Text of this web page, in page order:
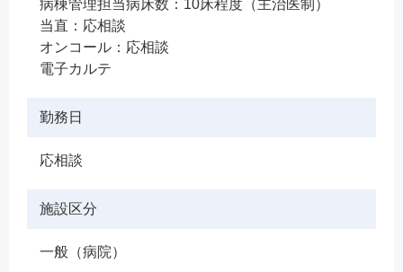
病棟管理担当病床数：10床程度（主治医制）
当直：応相談
オンコール：応相談
電子カルテ
勤務日
応相談
施設区分
一般（病院）